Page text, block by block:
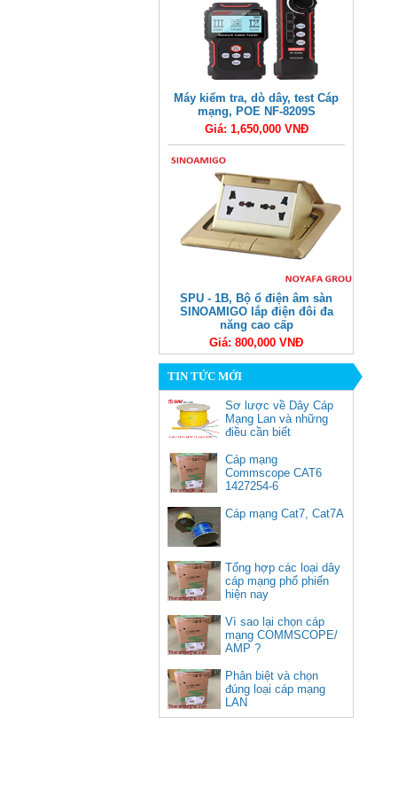
Máy kiểm tra, dò dây, test Cáp
mạng, POE NF-8209S
Giá: 1,650,000 VNĐ
SPU - 1B, Bộ ổ điện âm sàn
SINOAMIGO lắp điện đôi đa
năng cao cấp
Giá: 800,000 VNĐ
50252, Bộ chuyển USB Type C
sang Lan 100/1000 kèm 3 cổng
USB 3.0 Ugreen cao cấp
TIN TỨC MỚI
Sơ lược về Dây Cáp
Mạng Lan và những
điều cần biết
Cáp mạng
Commscope CAT6
1427254-6
Cáp mạng Cat7, Cat7A
Tổng hợp các loại dây
cáp mạng phổ phiến
hiện nay
Vì sao lại chọn cáp
mạng COMMSCOPE/
AMP ?
Phân biệt và chọn
đúng loại cáp mạng
LAN